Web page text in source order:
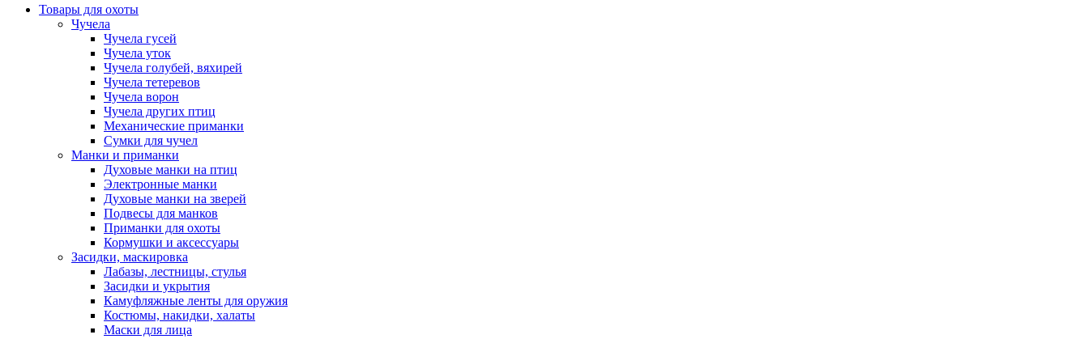
Товары для охоты
Чучела
Чучела гусей
Чучела уток
Чучела голубей, вяхирей
Чучела тетеревов
Чучела ворон
Чучела других птиц
Механические приманки
Сумки для чучел
Манки и приманки
Духовые манки на птиц
Электронные манки
Духовые манки на зверей
Подвесы для манков
Приманки для охоты
Кормушки и аксессуары
Засидки, маскировка
Лабазы, лестницы, стулья
Засидки и укрытия
Камуфляжные ленты для оружия
Костюмы, накидки, халаты
Маски для лица